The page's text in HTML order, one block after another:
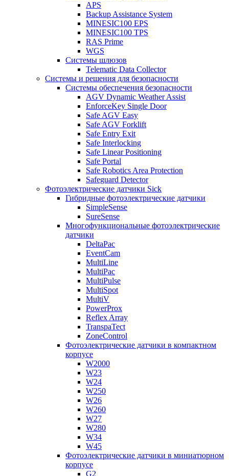
APS
Backup Assistance System
MINESIC100 EPS
MINESIC100 TPS
RAS Prime
WGS
Системы шлюзов
Telematic Data Collector
Системы и решения для безопасности
Системы обеспечения безопасности
AGV Dynamic Weather Assist
EnforceKey Single Door
Safe AGV Easy
Safe AGV Forklift
Safe Entry Exit
Safe Interlocking
Safe Linear Positioning
Safe Portal
Safe Robotics Area Protection
Safeguard Detector
Фотоэлектрические датчики Sick
Гибридные фотоэлектрические датчики
SimpleSense
SureSense
Многофункциональные фотоэлектрические
датчики
DeltaPac
EventCam
MultiLine
MultiPac
MultiPulse
MultiSpot
MultiV
PowerProx
Reflex Array
TranspaTect
ZoneControl
Фотоэлектрические датчики в компактном
корпусе
W2000
W23
W24
W250
W26
W260
W27
W280
W34
W45
Фотоэлектрические датчики в миниатюрном
корпусе
G2